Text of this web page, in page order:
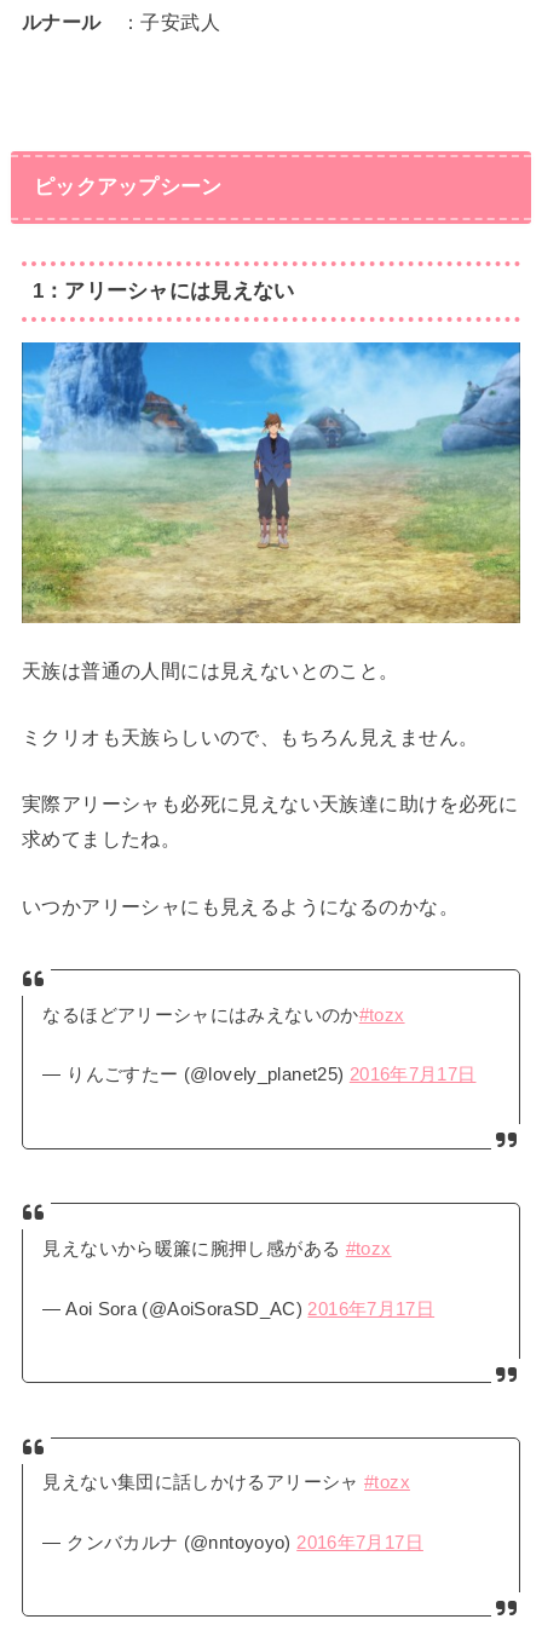
ルナール
：子安武人
ピックアップシーン
1：アリーシャには見えない
天族は普通の人間には見えないとのこと。
ミクリオも天族らしいので、もちろん見えません。
実際アリーシャも必死に見えない天族達に助けを必死に
求めてましたね。
いつかアリーシャにも見えるようになるのかな。
なるほどアリーシャにはみえないのか#tozx
— りんごすたー (@lovely_planet25) 2016年7月17日
見えないから暖簾に腕押し感がある #tozx
— Aoi Sora (@AoiSoraSD_AC) 2016年7月17日
見えない集団に話しかけるアリーシャ#tozx
— クンバカルナ (@nntoyoyo) 2016年7月17日